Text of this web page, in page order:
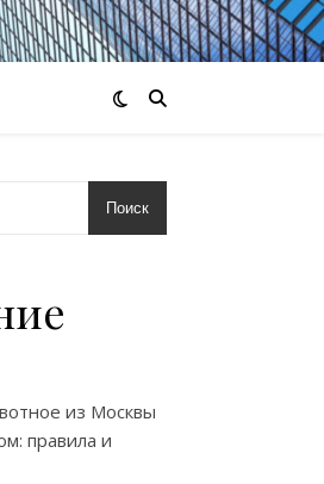
Поиск
из Москвы
правила и